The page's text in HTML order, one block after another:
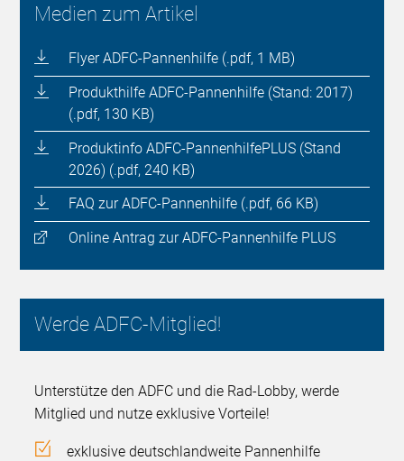
Medien zum Artikel
Flyer ADFC-Pannenhilfe (.pdf, 1 MB)
Produkthilfe ADFC-Pannenhilfe (Stand: 2017)
(.pdf, 130 KB)
Produktinfo ADFC-PannenhilfePLUS (Stand
2026) (.pdf, 240 KB)
FAQ zur ADFC-Pannenhilfe (.pdf, 66 KB)
Online Antrag zur ADFC-Pannenhilfe PLUS
Werde ADFC-Mitglied!
Unterstütze den ADFC und die Rad-Lobby, werde
Mitglied und nutze exklusive Vorteile!
exklusive deutschlandweite Pannenhilfe